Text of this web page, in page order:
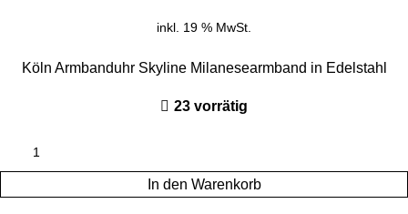
inkl. 19 % MwSt.
Köln Armbanduhr Skyline Milanesearmband in Edelstahl
23 vorrätig
In den Warenkorb